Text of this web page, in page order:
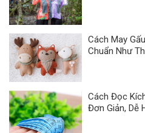
Cách May
Chuẩn Như
Cách Đọc
Đơn Giản, Dễ